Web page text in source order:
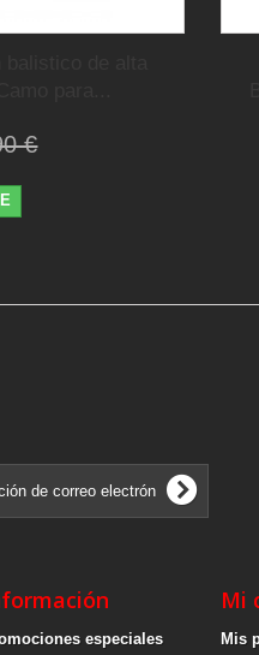
€
especiales
Mi
Mis